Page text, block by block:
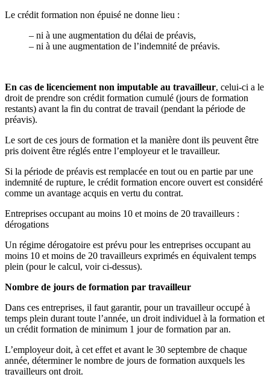
Le crédit formation non épuisé ne donne lieu :
– ni à une augmentation du délai de préavis,
– ni à une augmentation de l’indemnité de préavis.
En cas de licenciement non imputable au travailleur, celui-ci a le
droit de prendre son crédit formation cumulé (jours de formation
restants) avant la fin du contrat de travail (pendant la période de
préavis).
Le sort de ces jours de formation et la manière dont ils peuvent être
pris doivent être réglés entre l’employeur et le travailleur.
Si la période de préavis est remplacée en tout ou en partie par une
indemnité de rupture, le crédit formation encore ouvert est considéré
comme un avantage acquis en vertu du contrat.
Entreprises occupant au moins 10 et moins de 20 travailleurs :
dérogations
Un régime dérogatoire est prévu pour les entreprises occupant au
moins 10 et moins de 20 travailleurs exprimés en équivalent temps
plein (pour le calcul, voir ci-dessus).
Nombre de jours de formation par travailleur
Dans ces entreprises, il faut garantir, pour un travailleur occupé à
temps plein durant toute l’année, un droit individuel à la formation et
un crédit formation de minimum 1 jour de formation par an.
L’employeur doit, à cet effet et avant le 30 septembre de chaque
année, déterminer le nombre de jours de formation auxquels les
travailleurs ont droit.